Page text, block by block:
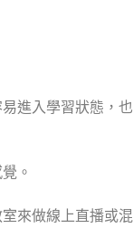
進入學習狀態，也
。
來做線上直播或混